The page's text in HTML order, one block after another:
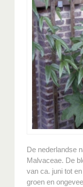
De nederlandse
Malvaceae. De
van ca. juni tot
groen en